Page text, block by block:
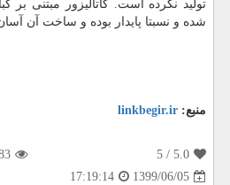
تولید نکرده است. کاتالیزور مبتنی بر
شده و نسبتا پایدار بوده و ساخت آن
منبع: linkbegir.ir
5.0
/ 5
1399/06/05
17:19:14